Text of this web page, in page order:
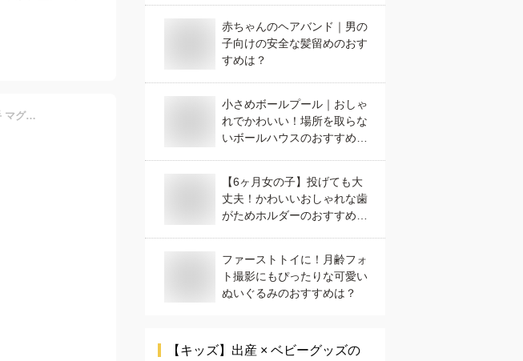
[12月12日〜1月16日 P20倍]ストローマグ 子供 ストローホッパー 両手 マグ ベビー 折り畳み ハンドル ショルダー スケーター KSHW2N リラックマ ベビー Rilakkuma 女の子【ベルト 付き 370ml 漏れない 洗いやすい トライ 練習 たためる】
赤ちゃんのヘアバンド｜男の
子向けの安全な髪留めのおす
すめは？
小さめボールプール｜おしゃ
れでかわいい！場所を取らな
いボールハウスのおすすめ
【6ヶ月女の子】投げても大
丈夫！かわいいおしゃれな歯
がためホルダーのおすすめ
ファーストトイに！月齢フォ
ト撮影にもぴったりな可愛い
ぬいぐるみのおすすめは？
【キッズ】 出産 × ベビーグッズの